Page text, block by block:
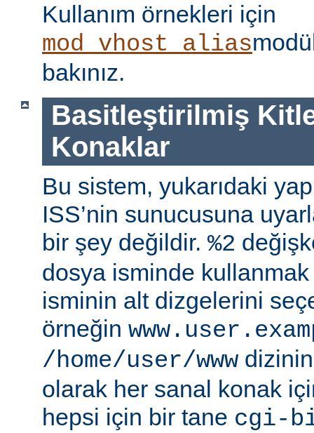
Kullanım örnekleri için
mod_vhost_alias
bakınız.
Basitleştirilmiş
Konaklar
Bu sistem, yukarıdaki
ISS’nin sunucusuna
bir şey değildir. %2
dosya isminde
isminin alt dizgelerini
örneğin
/home/user/www
olarak her sanal konak
hepsi için bir tane cgi-